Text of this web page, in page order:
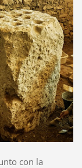
con la